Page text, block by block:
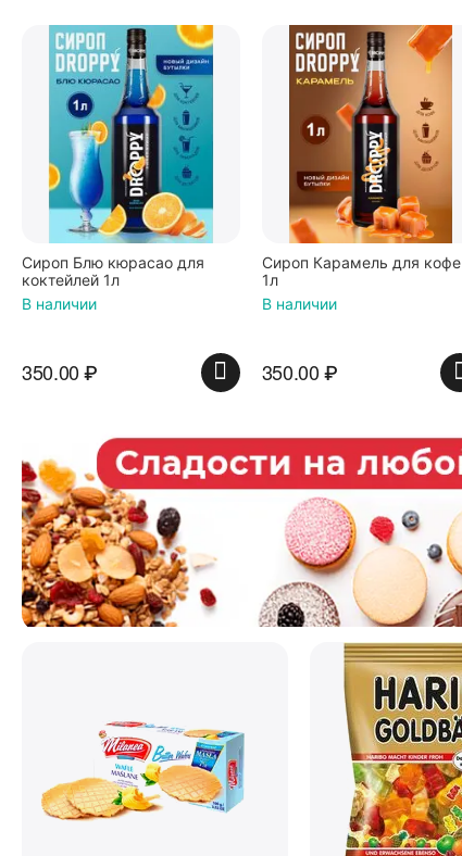
Сироп Блю кюрасао для
коктейлей 1л
В наличии
350.00₽
Сироп Карамель для кофе
1л
В наличии
350.00₽